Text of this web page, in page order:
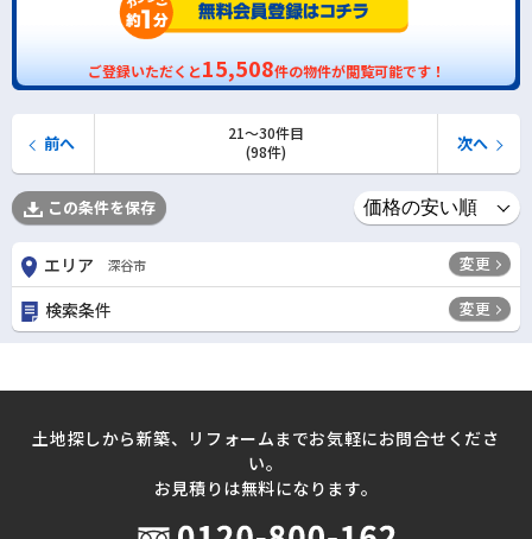
ご登録いただくと15,508件の物件が閲覧可能です！
21〜30件目
(98件)
前へ 次へ
この条件を保存
エリア 深谷市 変更
検索条件 変更
土地探しから新築、リフォームまでお気軽にお問合せくださ
い。
お見積りは無料になります。